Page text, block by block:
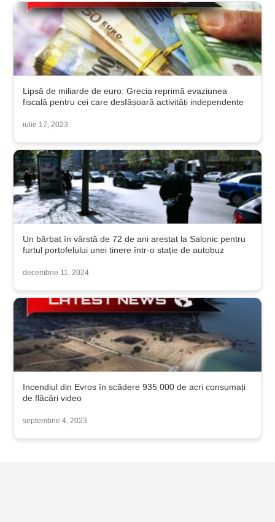
Lipsă de miliarde de euro: Grecia reprimă evaziunea
fiscală pentru cei care desfășoară activități independente
iulie 17, 2023
Un bărbat în vârstă de 72 de ani arestat la Salonic pentru
furtul portofelului unei tinere într-o stație de autobuz
decembrie 11, 2024
Incendiul din Evros în scădere 935 000 de acri consumați
de flăcări video
septembrie 4, 2023